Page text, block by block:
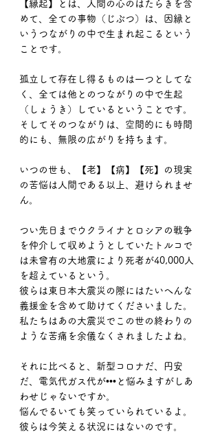
【縁起】とは、人間の心のはたらきを含
めて、全ての事物（じぶつ）は、因縁と
いうつながりの中で生まれ起こるという
ことです。
孤立して存在し得るものは一つとしてな
く、全ては他とのつながりの中で生起
（しょうき）しているということです。
そしてそのつながりは、空間的にも時間
的にも、無限の広がりを持ちます。
いつの世も、【老】【病】【死】の現実
の苦悩は人間である以上、避けられませ
ん。
つい先日までウクライナとロシアの戦争
を仲介して収めようとしていたトルコで
は未曾有の大地震により死者が40,000人
を超えているという。
彼らは東日本大震災の際にはたいへんな
義援金を含めて助けてくださいました。
私たちはあの大震災でこの世の終わりの
ような苦痛を余儀なくされましたよね。
それに比べると、新型コロナだ、円安
だ、電気代ガス代が•••と悩みますがしあ
わせじゃないですか。
悩んでるいても笑っていられているよ。
彼らは今笑える状況にはないのです。